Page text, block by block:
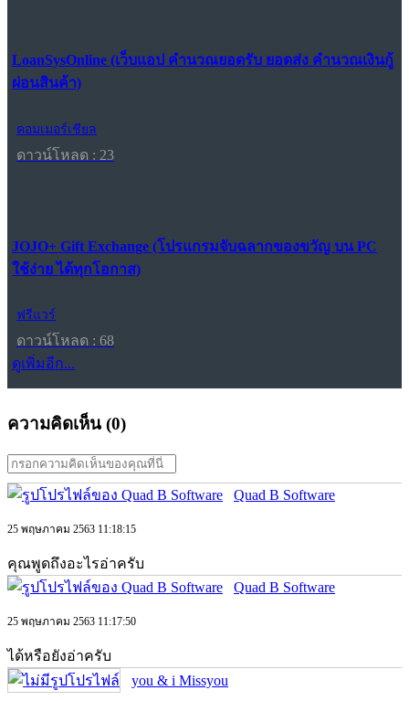
LoanSysOnline (เว็บแอป คำนวณยอดรับ ยอดส่ง คำนวณเงินกู้
ผ่อนสินค้า)
คอมเมอร์เชียล
ดาวน์โหลด : 23
JOJO+ Gift Exchange (โปรแกรมจับฉลากของขวัญ บน PC
ใช้ง่าย ได้ทุกโอกาส)
ฟรีแวร์
ดาวน์โหลด : 68
ดูเพิ่มอีก...
ความคิดเห็น (0)
Quad B Software
25 พฤษภาคม 2563 11:18:15
คุณพูดถึงอะไรอ่าครับ
Quad B Software
25 พฤษภาคม 2563 11:17:50
ได้หรือยังอ่าครับ
you & i Missyou